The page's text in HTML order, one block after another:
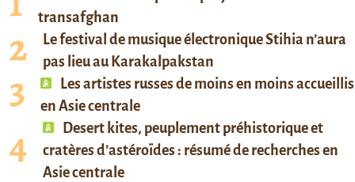
transafghan
Le festival de musique électronique Stihia n’aura
pas lieu au Karakalpakstan
Les artistes russes de moins en moins accueillis
en Asie centrale
Desert kites, peuplement préhistorique et
cratères d’astéroïdes : résumé de recherches en
Asie centrale